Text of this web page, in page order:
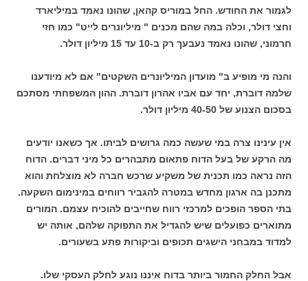
לגמור את החודש. החל במוריס קהאן, שהונו נאמד במיליארד
וחצי דולר, וכלה במה שהם מכנים " מיליונרים לייט" כמו חזי
חרמוני, שהונו נאמד נעבעך רק ב-10 עד 15 מיליון דולר.
והנה מי מופיע ב" מועדון המיליונרים השקטים" אם לא מיודענו
שלמה דוברת, יחד עם אביו אהרון דוברת. ההון המשפחתי מסתכם
בסכום הצנוע של 40-50 מיליון דולר.
אין עינינו צרה במי שעשה כמה גרושים לביתו. אך כשאנו יודעים
מה הרקע של בעל הדוח פתאום מתבהרים כל מיני דברים. הדוח
הזה נראה כמו תכנית של משקיע שרכש חברה לא מוצלחת והוא
מתכנן בה ארגון מחדש במטרה להגביר רווחים במינימום השקעה.
בתי הספר הופכים למרכזי רווח שחייבים להוכיח עצמם. המורים
מתוארים כפועלים שיש להגדיל את התפוקה שלהם, אותה יש
למדוד במבחני הישגים תכופים וביקורות פתע בשעורים.
אבל החלק החמור ביותר בדוח איננו נוגע לחלק העסקי שלו.